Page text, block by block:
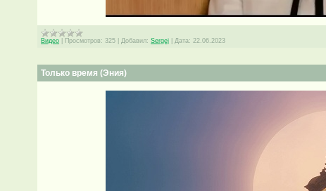
Видео Просмотров: 325 |Добавил: Sergej |Дата: 22.06.2023
Только время (Эния)